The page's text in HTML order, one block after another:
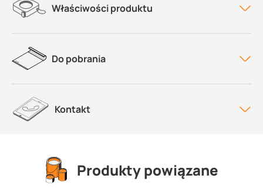
Właściwości produktu
Do pobrania
Kontakt
Produkty powiązane